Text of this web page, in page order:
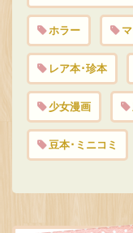
ホラー
レア本･珍本
少女漫画
豆本･ミニコミ